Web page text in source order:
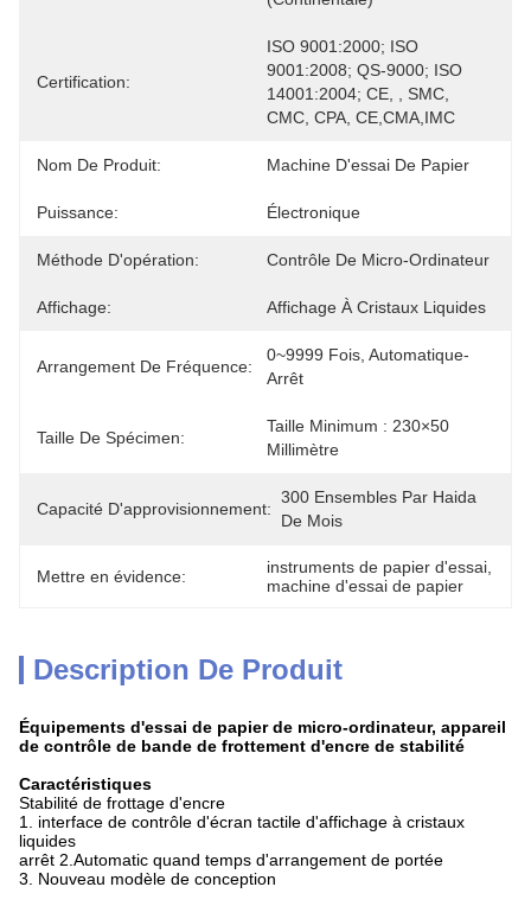
Certification:
ISO 9001:2000; ISO
9001:2008; QS-9000; ISO
14001:2004; CE, , SMC,
CMC, CPA, CE,CMA,IMC
Nom De Produit: Machine D'essai De Papier
Puissance: Électronique
Méthode D'opération: Contrôle De Micro-Ordinateur
Affichage: Affichage À Cristaux Liquides
Arrangement De Fréquence:
0~9999 Fois, Automatique-
Arrêt
Taille De Spécimen:
Taille Minimum : 230×50
Millimètre
Capacité D'approvisionnement:
300 Ensembles Par Haida
De Mois
Mettre en évidence: instruments de papier d'essai
machine d'essai de papier
Description De Produit
Équipements d'essai de papier de micro-ordinateur, appareil
de contrôle de bande de frottement d'encre de stabilité
Caractéristiques
Stabilité de frottage d'encre
1. interface de contrôle d'écran tactile d'affichage à cristaux
liquides
arrêt 2.Automatic quand temps d'arrangement de portée
3. Nouveau modèle de conception